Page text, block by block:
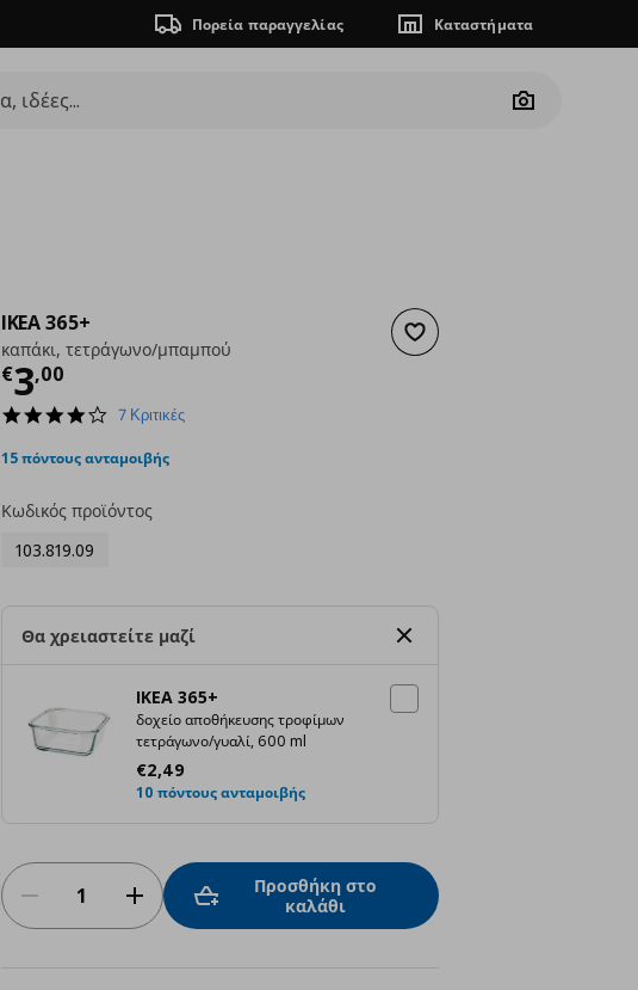
Πορεία παραγγελίας Καταστήματα
Camera
Προσθήκη στα αγαπημένα
IKEA 365+
καπάκι, τετράγωνο/μπαμπού
€3,00
Τρέχουσα τιμή
4.0
rating
7 Κριτικές
15 πόντους ανταμοιβής
Κωδικός προϊόντος
103.819.09
Θα χρειαστείτε μαζί
IKEA 365+
δοχείο αποθήκευσης τροφίμων
τετράγωνο/γυαλί, 600 ml
€2,49
Τρέχουσα τιμή
10 πόντους ανταμοιβής
Προσθήκη στο
καλάθι